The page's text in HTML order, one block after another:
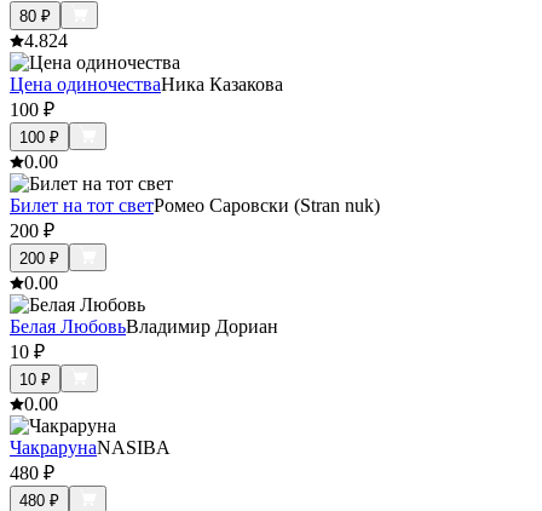
80 ₽
4.824
Цена одиночестваНика Казакова
100 ₽
100 ₽
0.00
Билет на тот светРомео Саровски (Stran nuk)
200 ₽
200 ₽
0.00
Белая ЛюбовьВладимир Дориан
10 ₽
10 ₽
0.00
ЧакрарунаNASIBA
480 ₽
480 ₽